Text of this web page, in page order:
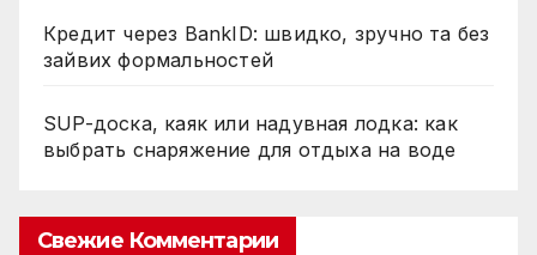
Кредит через BankID: швидко, зручно та без
зайвих формальностей
SUP-доска, каяк или надувная лодка: как
выбрать снаряжение для отдыха на воде
Свежие Комментарии